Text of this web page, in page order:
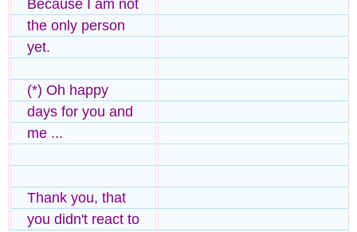
Because I am not
the only person
yet.
(*) Oh happy
days for you and
me ...
Thank you, that
you didn't react to